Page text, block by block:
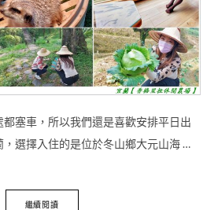
塞車，所以我們還是喜歡安排平日出
選擇入住的是位於冬山鄉大元山海 …
繼續閱讀